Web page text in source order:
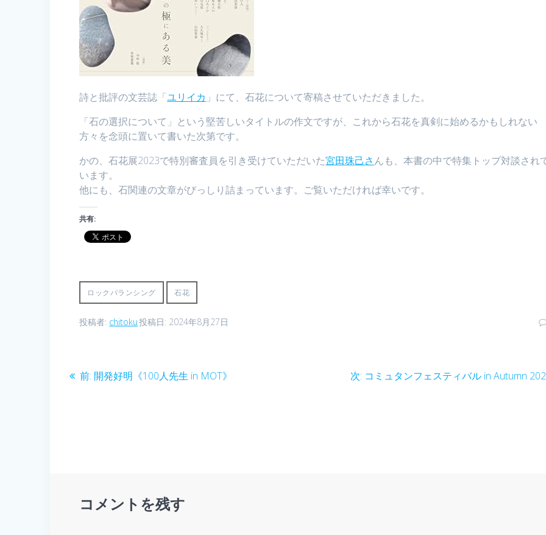
詩と批評の文芸誌「ユリイカ 」にて、石花について寄稿させていただきました。
「石の選択について」という堅苦しいタイトルの作文ですが、これから石花を真剣に始めるかもしれない
方々を念頭に置いて書いた次第です。
かの、石花展2023で特別審査員を引き受けていただいた宮田珠己さんも、本書の中で特集トップ対談され
います。
他にも、石関連の文章がびっしり詰まっています。ご覧いただければ幸いです。
共有:
ロックバランシング 石花
投稿者: chitoku投稿日: 2024年8月27日
投 前: 前
開発好明《100人先生 in MOT》 次: 次
コミュタンフェスティバル in Autumn
コメントを残す